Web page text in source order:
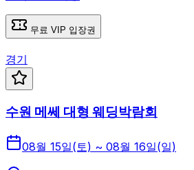
무료 VIP 입장권
경기
수원 메쎄 대형 웨딩박람회
08월 15일(토) ~ 08월 16일(일)